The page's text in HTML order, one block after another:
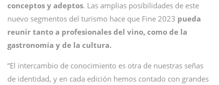
conceptos y adeptos. Las amplias posibilidades de este
nuevo segmentos del turismo hace que Fine 2023 pueda
reunir tanto a profesionales del vino, como de la
gastronomía y de la cultura.
“El intercambio de conocimiento es otra de nuestras señas
de identidad, y en cada edición hemos contado con grandes